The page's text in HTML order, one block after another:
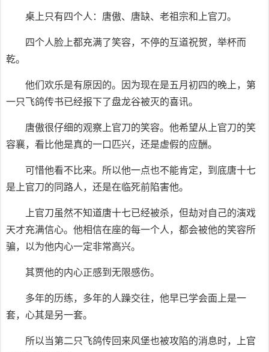
桌上只有四个人：唐傲、唐缺、老祖宗和上官刀。
四个人脸上都充满了笑容，不停的互道祝贺，举杯而
乾。
他们欢乐是有原因的。因为现在是五月初四的晚上，第
一只飞鸽传书已经报下了盘龙谷被灭的喜讯。
唐傲很仔细的观察上官刀的笑容。他希望从上官刀的笑
容襄，看比他是真的一口匹兴，还是虚假的应酬。
可惜他看不比来。所以他一点也不能肯定，到底唐十七
是上官刀的同路人，还是在临死前陷害他。
上官刀虽然不知道唐十七已经被杀，但劫对自己的演戏
天才充满信心。他相信在座的每一个人，都会被他的笑容所
骗，以为他内心一定非常高兴。
其贾他的内心正感到无限感伤。
多年的历练，多年的人躁交往，他早已学会面上是一
套，心其是另一套。
所以当第二只飞鸽传回来风堡也被攻陷的消息时，上官